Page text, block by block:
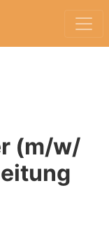
(m/w/